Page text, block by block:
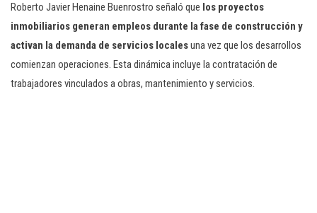
Roberto Javier Henaine Buenrostro señaló que los proyectos
inmobiliarios generan empleos durante la fase de construcción y
activan la demanda de servicios localesuna vez que los desarrollos
comienzan operaciones. Esta dinámica incluye la contratación de
trabajadores vinculados a obras, mantenimiento y servicios.